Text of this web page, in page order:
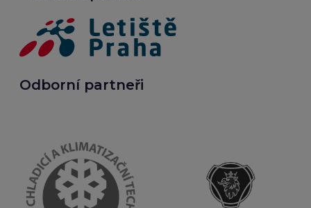
Odborní partneři